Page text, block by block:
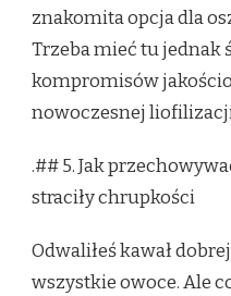
znakomita opcja dla
Trzeba mieć tu
kompromisów
nowoczesnej
.## 5. Jak
straciły chrupkości
Odwaliłeś kawał
wszystkie owoce. Ale